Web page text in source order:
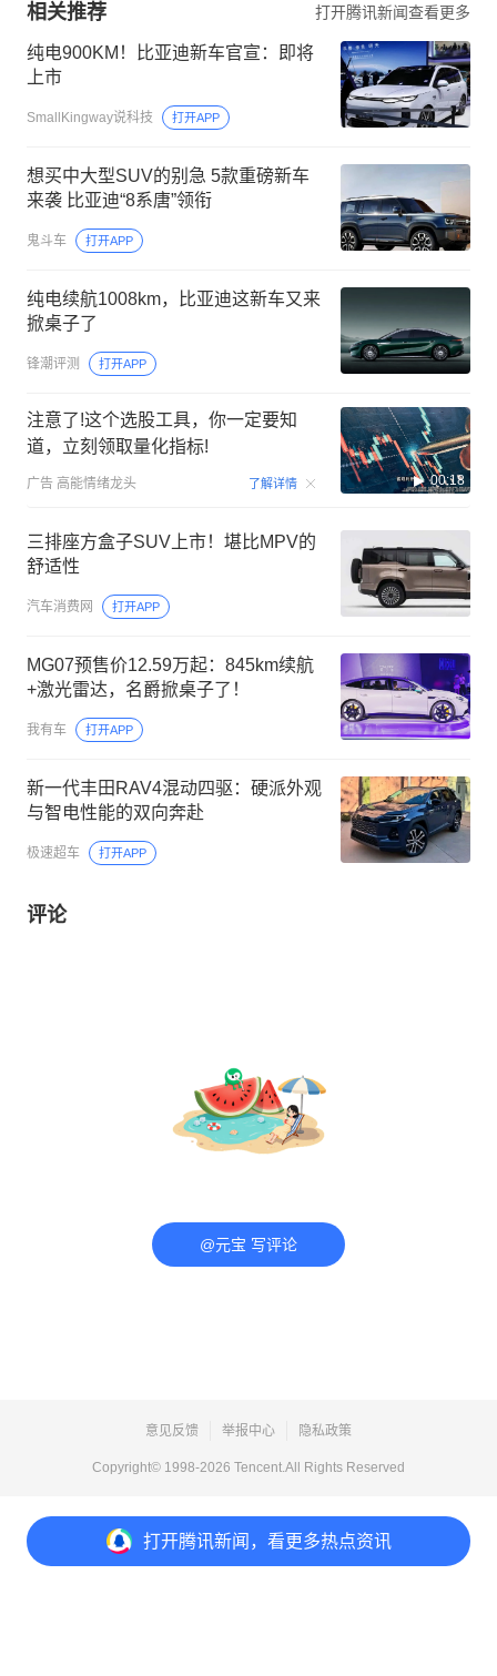
打开腾讯新闻，看更多热点资讯
相关推荐 打开腾讯新闻查看更多
纯电900KM！比亚迪新车官宣：即将
上市
SmallKingway说科技 打开APP
想买中大型SUV的别急 5款重磅新车
来袭 比亚迪“8系唐”领衔
鬼斗车 打开APP
纯电续航1008km，比亚迪这新车又来
掀桌子了
锋潮评测 打开APP
注意了!这个选股工具，你一定要知
道，立刻领取量化指标!
广告 高能情绪龙头 了解详情 00:18
三排座方盒子SUV上市！堪比MPV的
舒适性
汽车消费网 打开APP
MG07预售价12.59万起：845km续航
+激光雷达，名爵掀桌子了！
我有车 打开APP
新一代丰田RAV4混动四驱：硬派外观
与智电性能的双向奔赴
极速超车 打开APP
评论
@元宝 写评论
意见反馈 举报中心 隐私政策
Copyright© 1998-2026 Tencent.All Rights Reserved